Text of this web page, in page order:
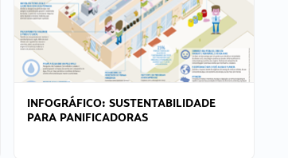
INFOGRÁFICO: SUSTENTABILIDADE
PARA PANIFICADORAS